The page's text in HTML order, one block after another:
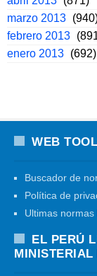
marzo 2013
febrero 2013
enero 2013 (692)
WEB
Buscador de
Política de
Ultimas normas
EL PERÚ
MINISTERIAL